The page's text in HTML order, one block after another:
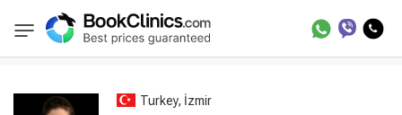
BookClinics Best Doctors Treatment Best Doctors in
Turkey, İzmir